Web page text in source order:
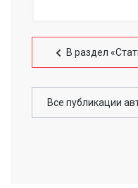
В раздел
Все публикации